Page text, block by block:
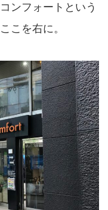
ンフォートという
こを右に。